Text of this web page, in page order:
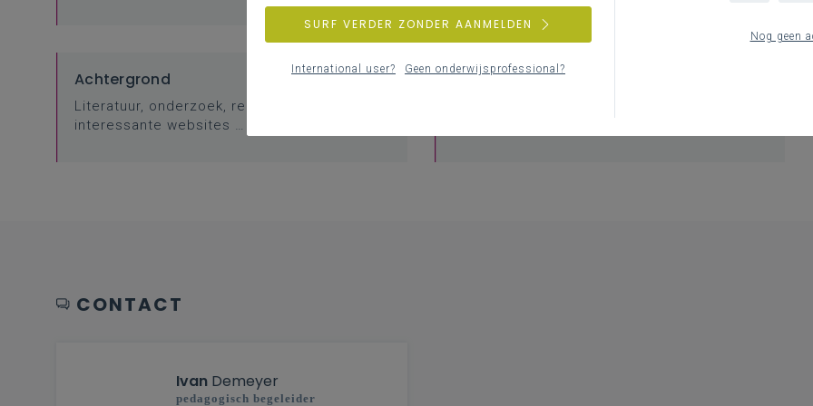
Achtergrond
Literatuur, onderzoek, regelgeving,
interessante websites …
Professionalisering
CONTACT
Ivan Demeyer
pedagogisch begeleider
Nog geen
SURF VERDER ZONDER AANMELDEN
International user? Geen onderwijsprofessional?